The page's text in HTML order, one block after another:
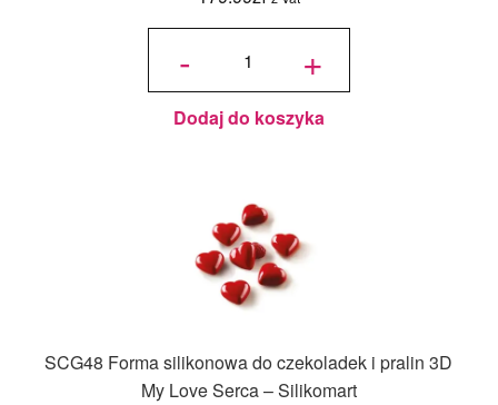
-
ilość
Mul3D
Egg -
Silikomart +
Dodaj do koszyka
SCG48 Forma silikonowa do czekoladek i pralin 3D
My Love Serca – Silikomart